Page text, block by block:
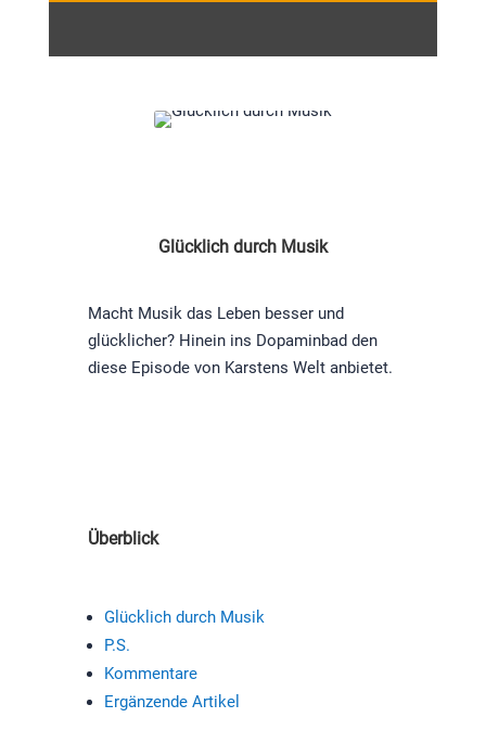
Glücklich durch Musik
Macht Musik das Leben besser und
glücklicher? Hinein ins Dopaminbad den
diese Episode von Karstens Welt anbietet.
Überblick
Glücklich durch Musik
P.S.
Kommentare
Ergänzende Artikel